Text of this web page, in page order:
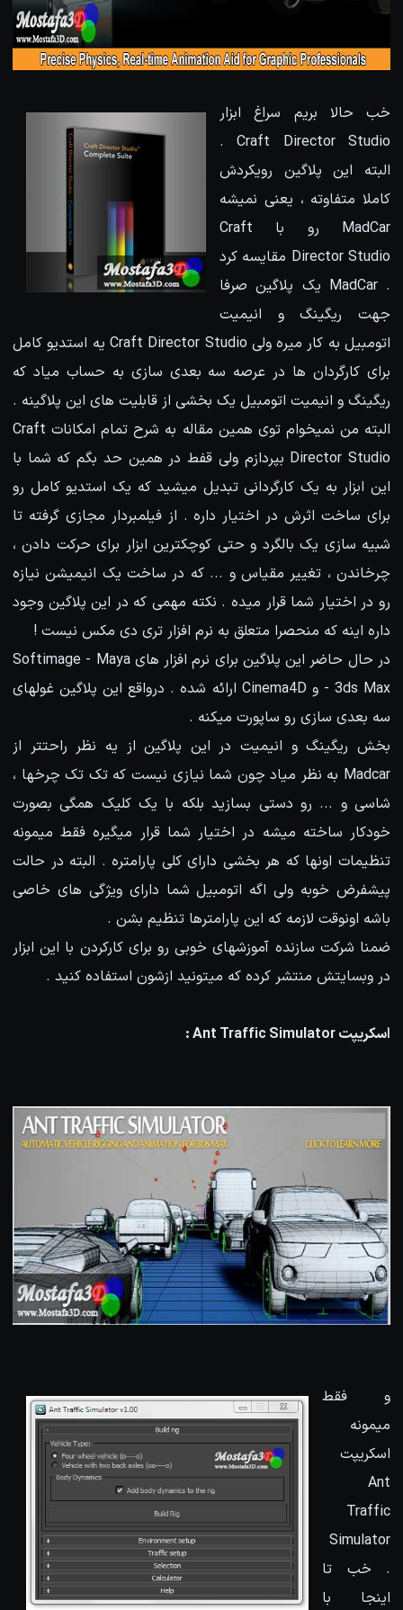
خب حالا بریم سراغ ابزار
Craft Director Studio .
البته این پلاگین رویکردش
کاملا متفاوته ، یعنی نمیشه
MadCar رو با Craft
Director Studio مقایسه کرد
. MadCar یک پلاگین صرفا
جهت ریگینگ و انیمیت
اتومبیل به کار میره ولی Craft Director Studio یه استدیو کامل
برای کارگردان ها در عرصه سه بعدی سازی به حساب میاد که
ریگینگ و انیمیت اتومبیل یک بخشی از قابلیت های این پلاگینه .
البته من نمیخوام توی همین مقاله به شرح تمام امکانات Craft
Director Studio بپردازم ولی قفط در همین حد بگم که شما با
این ابزار به یک کارگردانی تبدیل میشید که یک استدیو کامل رو
برای ساخت اثرش در اختیار داره . از فیلمبردار مجازی گرفته تا
شبیه سازی یک بالگرد و حتی کوچکترین ابزار برای حرکت دادن ،
چرخاندن ، تغییر مقیاس و ... که در ساخت یک انیمیشن نیازه
رو در اختیار شما قرار میده . نکته مهمی که در این پلاگین وجود
داره اینه که منحصرا متعلق به نرم افزار تری دی مکس نیست !
در حال حاضر این پلاگین برای نرم افزار های Softimage - Maya
- 3ds Max و Cinema4D ارائه شده . درواقع این پلاگین غولهای
سه بعدی سازی رو ساپورت میکنه .
بخش ریگینگ و انیمیت در این پلاگین از یه نظر راحتتر از
Madcar به نظر میاد چون شما نیازی نیست که تک تک چرخها ،
شاسی و ... رو دستی بسازید بلکه با یک کلیک همگی بصورت
خودکار ساخته میشه در اختیار شما قرار میگیره فقط میمونه
تنظیمات اونها که هر بخشی دارای کلی پارامتره . البته در حالت
پیشفرض خوبه ولی اگه اتومبیل شما دارای ویژگی های خاصی
باشه اونوقت لازمه که این پارامترها تنظیم بشن .
ضمنا شرکت سازنده آموزشهای خوبی رو برای کارکردن با این ابزار
در وبسایتش منتشر کرده که میتونید ازشون استفاده کنید .
اسکریپت Ant Traffic Simulator :
و فقط
میمونه
اسکریپت
Ant
Traffic
Simulator
. خب تا
اینجا با